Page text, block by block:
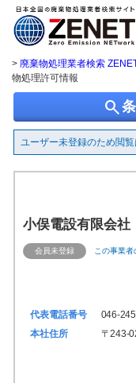
> 廃棄物処理業者検索
物処理許可情報
search
ユーザー未登録のため閲
小俣電設有限会社
会員未登録 この事業者
代表電話番号
046-
本社住所
〒243-